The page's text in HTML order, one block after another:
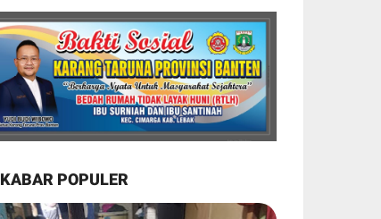
KABAR POPULER